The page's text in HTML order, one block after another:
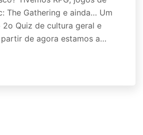
The Gathering e ainda… Um
2o Quiz de cultura geral e
de agora estamos a…